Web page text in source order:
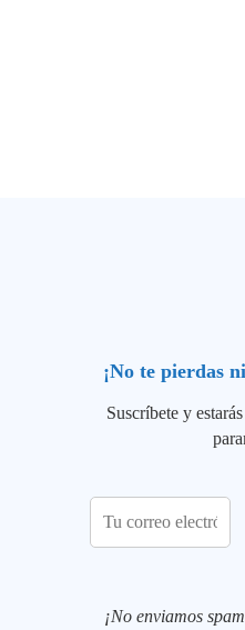
¡No te pierdas
Suscríbete y
¡No enviamos